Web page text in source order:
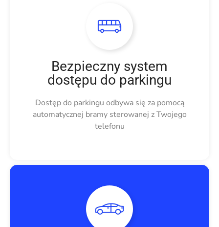
Bezpieczny system
dostępu do parkingu
Dostęp do parkingu odbywa się za pomocą
automatycznej bramy sterowanej z Twojego
telefonu